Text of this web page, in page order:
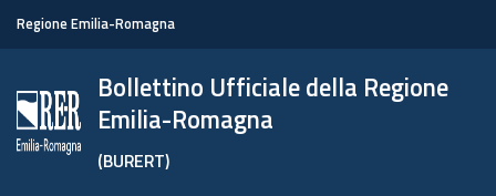
Regione Emilia-Romagna
Bollettino Ufficiale della Regione
Emilia-Romagna
(BURERT)